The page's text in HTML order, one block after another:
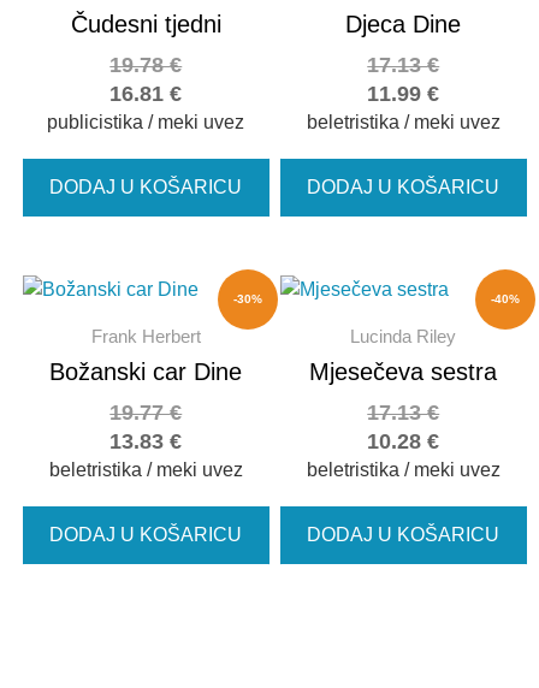
Čudesni tjedni
16.81€
19.78€
publicistika / meki uvez
DODAJ U KOŠARICU
Djeca Dine
11.99€
17.13€
beletristika / meki uvez
DODAJ U KOŠARICU
-30%
Frank Herbert
Božanski car Dine
13.83€
19.77€
beletristika / meki uvez
DODAJ U KOŠARICU
-40%
Lucinda Riley
Mjesečeva sestra
10.28€
17.13€
beletristika / meki uvez
DODAJ U KOŠARICU